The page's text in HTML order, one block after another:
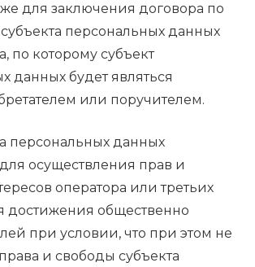
для заключения договора по
персональных данных
по которому субъект
данных будет являться
или поручителем.
персональных данных
осуществления прав и
оператора или третьих
достижения общественно
при условии, что при этом не
и свободы субъекта